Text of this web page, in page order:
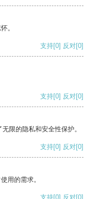
。
支持[0] 反对[0]
支持[0] 反对[0]
限的隐私和安全性保护。
支持[0] 反对[0]
用的需求。
支持[0] 反对[0]